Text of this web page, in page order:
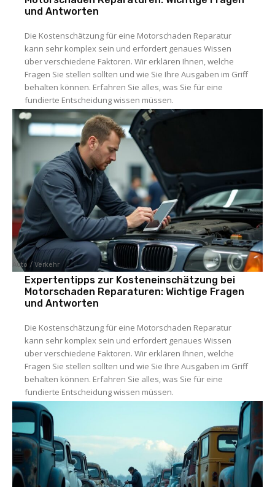
und Antworten
Die Kostenschätzung für eine Motorschaden Reparatur
kann sehr komplex sein und erfordert genaues Wissen
über verschiedene Faktoren. Wir erklären Ihnen, welche
Fragen Sie stellen sollten und wie Sie Ihre Ausgaben im Griff
behalten können. Erfahren Sie alles, was Sie für eine
fundierte Entscheidung wissen müssen.
Auto / Verkehr
Expertentipps zur Kosteneinschätzung bei
Motorschaden Reparaturen: Wichtige Fragen
und Antworten
Die Kostenschätzung für eine Motorschaden Reparatur
kann sehr komplex sein und erfordert genaues Wissen
über verschiedene Faktoren. Wir erklären Ihnen, welche
Fragen Sie stellen sollten und wie Sie Ihre Ausgaben im Griff
behalten können. Erfahren Sie alles, was Sie für eine
fundierte Entscheidung wissen müssen.